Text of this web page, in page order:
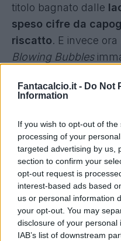
Fantacalcio.it - Do Not
Information
If you wish to opt-out of
processing of your
targeted advertising by us,
section to confirm your
opt-out request is
interest-based ads based
us or personal information
your opt-out. You may
disclosure of your
IAB’s list of downstream
titolo bagnato dalle
speso cifre da
riscatto. E invece
Blowing Bubbles